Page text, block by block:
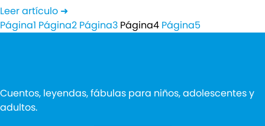
Leer artículo ➜
Página1 Página2 Página3 Página4 Página5
Cuentos, leyendas, fábulas para niños, adolescentes y
adultos.